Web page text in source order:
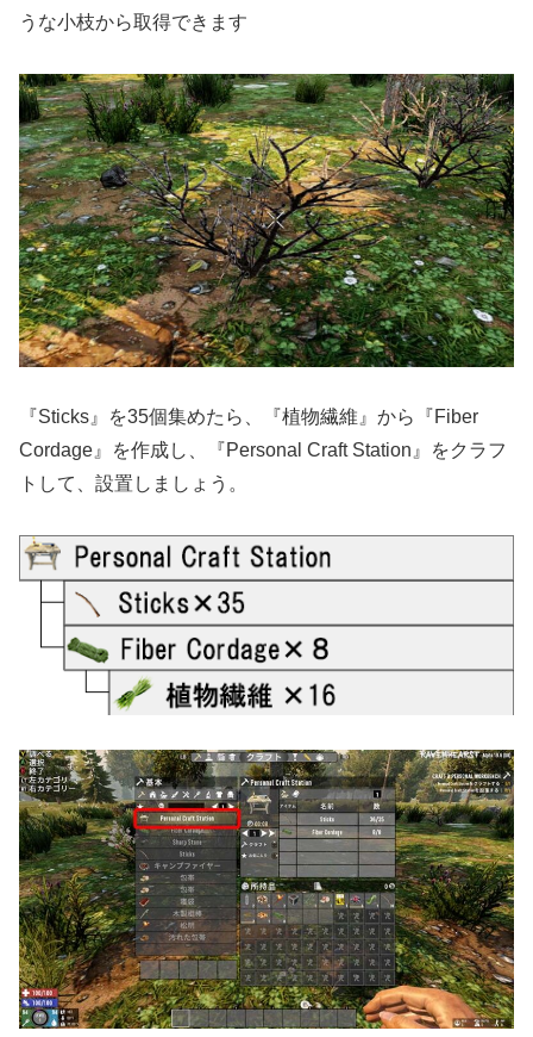
うな小枝から取得できます
『Sticks』を35個集めたら、『植物繊維』から『Fiber
Cordage』を作成し、『Personal Craft Station』をクラフ
トして、設置しましょう。